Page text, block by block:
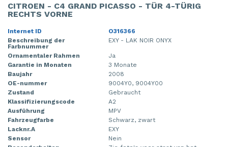
CITROEN - C4 GRAND PICASSO - TÜR 4-TÜRIG
RECHTS VORNE
Internet ID
O316366
Beschreibung der
Farbnummer
EXY - LAK NOIR ONYX
Ornamentaler Rahmen
Ja
Garantie in Monaten
3 Monate
Baujahr
2008
OE-nummer
9004Y0, 9004Y00
Zustand
Gebraucht
Klassifizierungscode
A2
Ausführung
MPV
Fahrzeugfarbe
Schwarz, zwart
Lacknr.A
EXY
Sensor
Nein